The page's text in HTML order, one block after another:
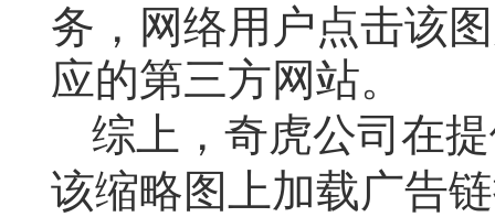
务，网络用户点击该
应的第三方网站。
综上，奇虎公司在
该缩略图上加载广告